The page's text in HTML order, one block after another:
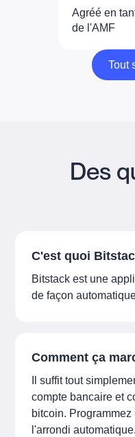
Agréé en
de l'AMF
Tout
Tout
Des
C'est quoi
Bitstack est une
de façon
Comment ça
Il suffit tout
compte bancaire et
bitcoin.
l'arrondi